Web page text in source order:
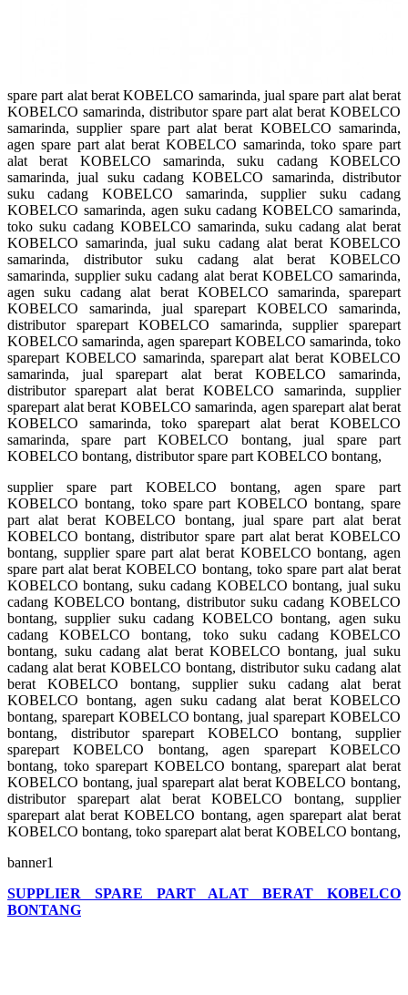
spare part alat berat KOBELCO samarinda, jual spare part alat berat
KOBELCO samarinda, distributor spare part alat berat KOBELCO
samarinda, supplier spare part alat berat KOBELCO samarinda,
agen spare part alat berat KOBELCO samarinda, toko spare part
alat berat KOBELCO samarinda, suku cadang KOBELCO
samarinda, jual suku cadang KOBELCO samarinda, distributor
suku cadang KOBELCO samarinda, supplier suku cadang
KOBELCO samarinda, agen suku cadang KOBELCO samarinda,
toko suku cadang KOBELCO samarinda, suku cadang alat berat
KOBELCO samarinda, jual suku cadang alat berat KOBELCO
samarinda, distributor suku cadang alat berat KOBELCO
samarinda, supplier suku cadang alat berat KOBELCO samarinda,
agen suku cadang alat berat KOBELCO samarinda, sparepart
KOBELCO samarinda, jual sparepart KOBELCO samarinda,
distributor sparepart KOBELCO samarinda, supplier sparepart
KOBELCO samarinda, agen sparepart KOBELCO samarinda, toko
sparepart KOBELCO samarinda, sparepart alat berat KOBELCO
samarinda, jual sparepart alat berat KOBELCO samarinda,
distributor sparepart alat berat KOBELCO samarinda, supplier
sparepart alat berat KOBELCO samarinda, agen sparepart alat berat
KOBELCO samarinda, toko sparepart alat berat KOBELCO
samarinda, spare part KOBELCO bontang, jual spare part
KOBELCO bontang, distributor spare part KOBELCO bontang,
supplier spare part KOBELCO bontang, agen spare part
KOBELCO bontang, toko spare part KOBELCO bontang, spare
part alat berat KOBELCO bontang, jual spare part alat berat
KOBELCO bontang, distributor spare part alat berat KOBELCO
bontang, supplier spare part alat berat KOBELCO bontang, agen
spare part alat berat KOBELCO bontang, toko spare part alat berat
KOBELCO bontang, suku cadang KOBELCO bontang, jual suku
cadang KOBELCO bontang, distributor suku cadang KOBELCO
bontang, supplier suku cadang KOBELCO bontang, agen suku
cadang KOBELCO bontang, toko suku cadang KOBELCO
bontang, suku cadang alat berat KOBELCO bontang, jual suku
cadang alat berat KOBELCO bontang, distributor suku cadang alat
berat KOBELCO bontang, supplier suku cadang alat berat
KOBELCO bontang, agen suku cadang alat berat KOBELCO
bontang, sparepart KOBELCO bontang, jual sparepart KOBELCO
bontang, distributor sparepart KOBELCO bontang, supplier
sparepart KOBELCO bontang, agen sparepart KOBELCO
bontang, toko sparepart KOBELCO bontang, sparepart alat berat
KOBELCO bontang, jual sparepart alat berat KOBELCO bontang,
distributor sparepart alat berat KOBELCO bontang, supplier
sparepart alat berat KOBELCO bontang, agen sparepart alat berat
KOBELCO bontang, toko sparepart alat berat KOBELCO bontang,
banner1
SUPPLIER SPARE PART ALAT BERAT KOBELCO
BONTANG